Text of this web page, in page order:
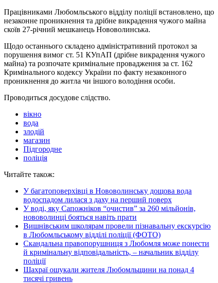
Працівниками Любомльського відділу поліції встановлено, що
незаконне проникнення та дрібне викрадення чужого майна
скоїв 27-річний мешканець Нововолинська.
Щодо останнього складено адміністративний протокол за
порушення вимог ст. 51 КУпАП (дрібне викрадення чужого
майна) та розпочате кримінальне провадження за ст. 162
Кримінального кодексу України по факту незаконного
проникнення до житла чи іншого володіння особи.
Проводиться досудове слідство.
вікно
вода
злодій
магазин
Підгородне
поліція
Читайте також:
У багатоповерхівці в Нововолинську дощова вода
водоспадом лилася з даху на перший поверх
У воді, яку Сапожніков “очистив” за 260 мільйонів,
нововолинці бояться навіть прати
Вишнівським школярам провели пізнавальну екскурсію
в Любомльському відділі поліції (ФОТО)
Скандальна правопорушниця з Любомля може понести
й кримінальну відповідальність, – начальник відділу
поліції
Шахраї ошукали жителя Любомльщини на понад 4
тисячі гривень